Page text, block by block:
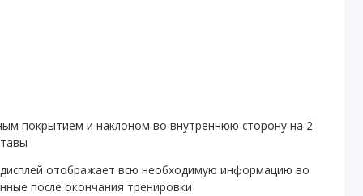
покрытием и наклоном во внутреннюю сторону на 2
отображает всю необходимую информацию во
после окончания тренировки